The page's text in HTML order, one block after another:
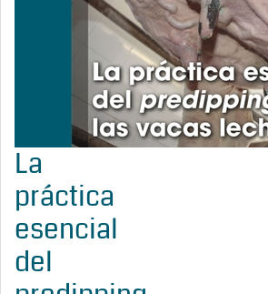
La
práctica
esencial
del